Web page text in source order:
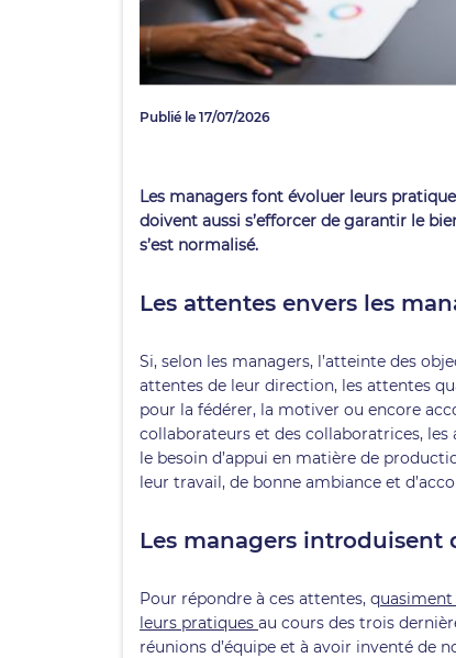
Publié le 17/07/2026
Les managers font évoluer leurs
doivent aussi s’efforcer de garantir le
s’est normalisé.
Les attentes envers les
Si, selon les managers, l’atteinte des
attentes de leur direction, les attentes
pour la fédérer, la motiver ou encore
collaborateurs et des collaboratrices,
le besoin d’appui en matière de
leur travail, de bonne ambiance et
Les managers introduisent
Pour répondre à ces attentes, q
leurs pratiques au cours des trois
réunions d’équipe et à avoir inventé de